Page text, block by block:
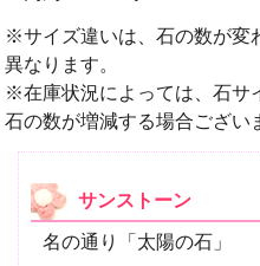
※サイズ違いは、石の数が変
異なります。
※在庫状況によっては、石サ
石の数が増減する場合ござい
サンストーン
名の通り「太陽の石」